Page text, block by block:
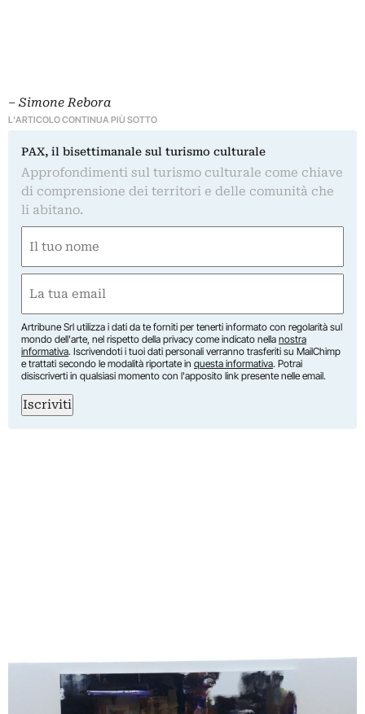
– Simone Rebora
L'ARTICOLO CONTINUA PIÙ SOTTO
PAX, il bisettimanale sul turismo culturale
Approfondimenti sul turismo culturale come chiave
di comprensione dei territori e delle comunità che
li abitano.
(Obbligatorio)
Nome
(Obbligatorio)
Artribune Srl utilizza i dati da te forniti per tenerti informato con regolarità sul
mondo dell'arte, nel rispetto della privacy come indicato nella nostra
informativa. Iscrivendoti i tuoi dati personali verranno trasferiti su MailChimp
e trattati secondo le modalità riportate in questa informativa. Potrai
disiscriverti in qualsiasi momento con l'apposito link presente nelle email.
Iscriviti